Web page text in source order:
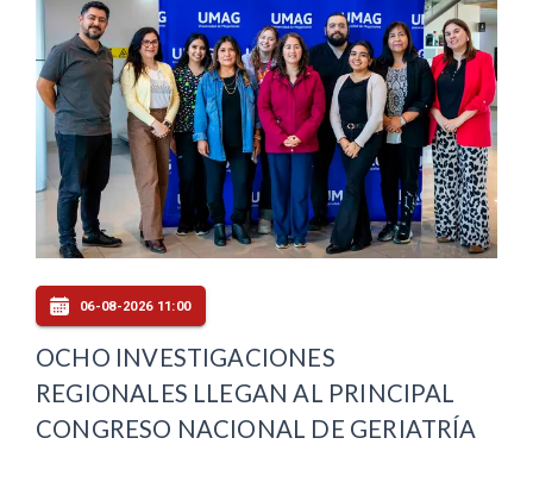
06-08-2026 11:00
OCHO INVESTIGACIONES
REGIONALES LLEGAN AL PRINCIPAL
CONGRESO NACIONAL DE GERIATRÍA